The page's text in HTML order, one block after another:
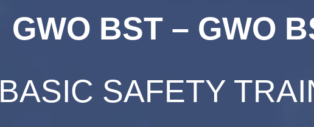
GWO BST – GWO
BASIC SAFETY